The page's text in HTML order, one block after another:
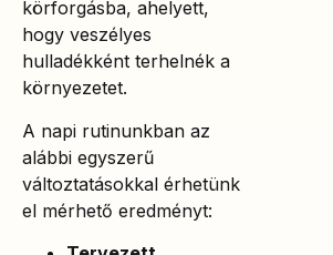
körforgásba, ahelyett,
hogy veszélyes
hulladékként terhelnék a
környezetet.
A napi rutinunkban az
alábbi egyszerű
változtatásokkal érhetünk
el mérhető eredményt: